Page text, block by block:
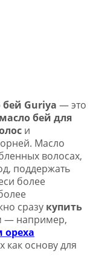
бей Guriya — это
масло бей для
и
Масло
волосах,
поддержать
более
сразу купить
— например,
ореха
как основу для